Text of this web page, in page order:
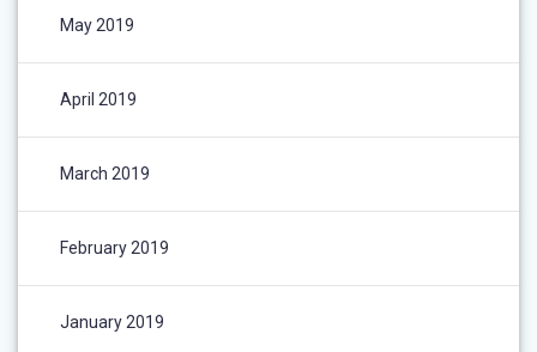
May 2019
April 2019
March 2019
February 2019
January 2019